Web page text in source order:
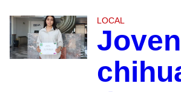
LOCAL
Joven